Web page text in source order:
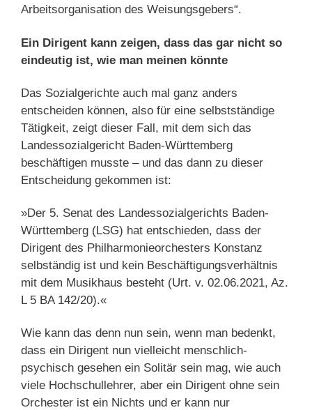
Arbeitsorganisation des Weisungsgebers“.
Ein Dirigent kann zeigen, dass das gar nicht so
eindeutig ist, wie man meinen könnte
Das Sozialgerichte auch mal ganz anders
entscheiden können, also für eine selbstständige
Tätigkeit, zeigt dieser Fall, mit dem sich das
Landessozialgericht Baden-Württemberg
beschäftigen musste – und das dann zu dieser
Entscheidung gekommen ist:
»Der 5. Senat des Landessozialgerichts Baden-
Württemberg (LSG) hat entschieden, dass der
Dirigent des Philharmonieorchesters Konstanz
selbständig ist und kein Beschäftigungsverhältnis
mit dem Musikhaus besteht (Urt. v. 02.06.2021, Az.
L 5 BA 142/20).«
Wie kann das denn nun sein, wenn man bedenkt,
dass ein Dirigent nun vielleicht menschlich-
psychisch gesehen ein Solitär sein mag, wie auch
viele Hochschullehrer, aber ein Dirigent ohne sein
Orchester ist ein Nichts und er kann nur